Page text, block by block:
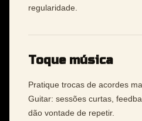
regularidade.
Toque música
Pratique trocas de acordes
Guitar: sessões curtas,
dão vontade de repetir.